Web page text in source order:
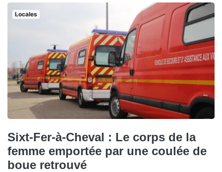
Locales
Sixt-Fer-à-Cheval : Le corps de la
femme emportée par une coulée de
boue retrouvé